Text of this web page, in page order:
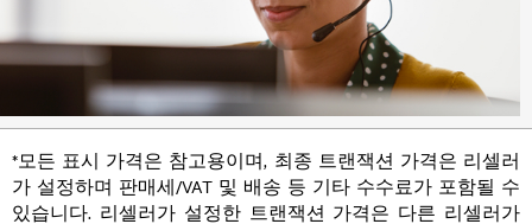
*모든 표시 가격은 참고용이며, 최종 트랜잭션 가격은 리셀러
가 설정하며 판매세/VAT 및 배송 등 기타 수수료가 포함될 수
있습니다. 리셀러가 설정한 트랜잭션 가격은 다른 리셀러가